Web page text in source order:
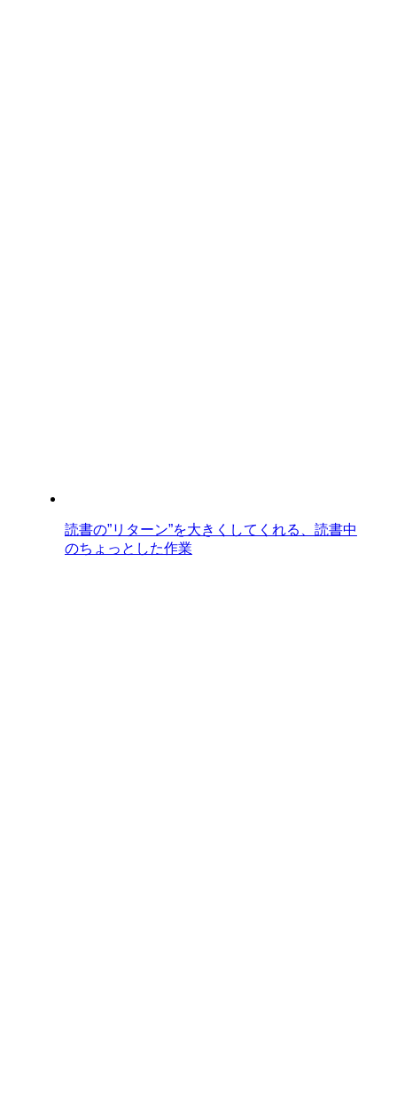
読書の”リターン”を大きくしてくれる、読書中
のちょっとした作業